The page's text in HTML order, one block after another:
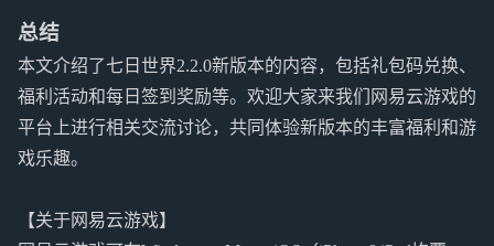
总结
本文介绍了七日世界2.2.0新版本的内容，包括礼包码兑换、
福利活动和每日签到奖励等。欢迎大家来我们网易云游戏的
平台上进行相关交流讨论，共同体验新版本的丰富福利和游
戏乐趣。
【关于网易云游戏】